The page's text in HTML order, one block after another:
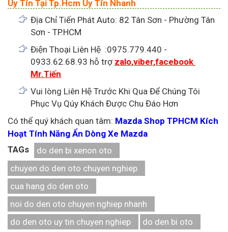
Uy Tín Tại Tp.Hcm Uy Tín Nhanh
Địa Chỉ Tiến Phát Auto: 82 Tân Sơn - Phường Tân
Sơn - TP.HCM
Điện Thoại Liên Hệ :0975.779.440 -
0933.62.68.93 hỗ trợ zalo,viber,facebook
Mr.Tiến
Vui lòng Liên Hệ Trước Khi Qua Để Chúng Tôi
Phục Vụ Qúy Khách Được Chu Đáo Hơn
Có thể quý khách quan tâm: Mazda Shop TPHCM Kích
Hoạt Tính Năng Ẩn Dòng Xe Mazda
TAGs
do den bi xenon oto
chuyen do den oto chuyen nghiep
cua hang do den oto
noi do den oto chuyen nghiep nhanh
do den oto uy tin chuyen nghiep
do den bi oto